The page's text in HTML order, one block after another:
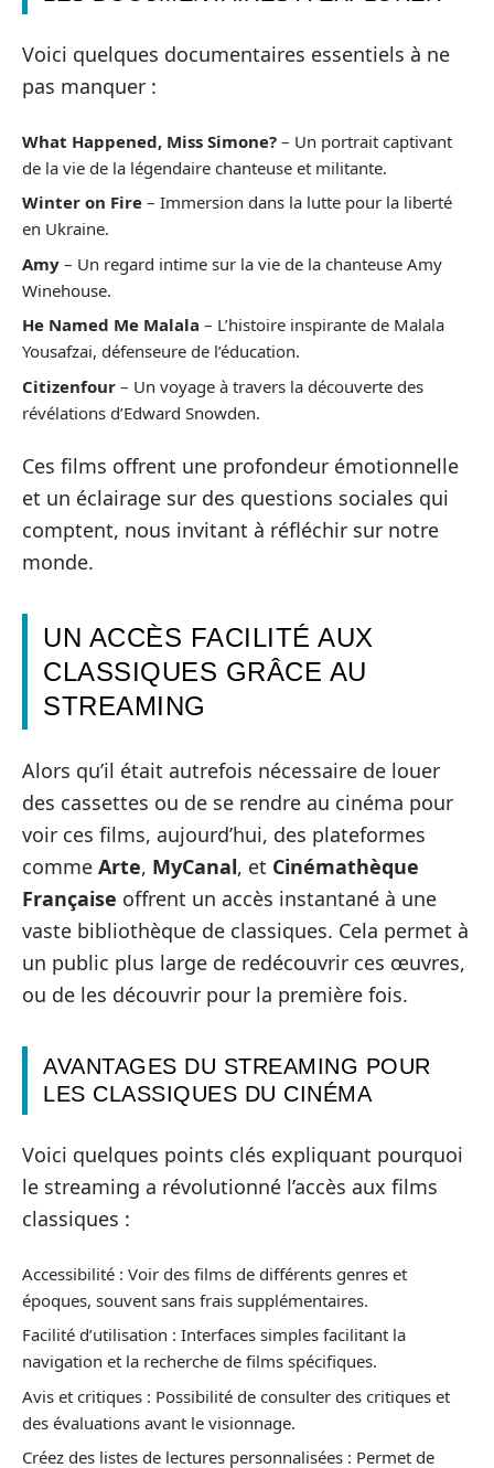
Voici quelques documentaires essentiels à ne
pas manquer :
What Happened, Miss Simone? – Un portrait captivant
de la vie de la légendaire chanteuse et militante.
Winter on Fire – Immersion dans la lutte pour la liberté
en Ukraine.
Amy – Un regard intime sur la vie de la chanteuse Amy
Winehouse.
He Named Me Malala – L’histoire inspirante de Malala
Yousafzai, défenseure de l’éducation.
Citizenfour – Un voyage à travers la découverte des
révélations d’Edward Snowden.
Ces films offrent une profondeur émotionnelle
et un éclairage sur des questions sociales qui
comptent, nous invitant à réfléchir sur notre
monde.
UN ACCÈS FACILITÉ AUX
CLASSIQUES GRÂCE AU
STREAMING
Alors qu’il était autrefois nécessaire de louer
des cassettes ou de se rendre au cinéma pour
voir ces films, aujourd’hui, des plateformes
comme Arte, MyCanal, et Cinémathèque
Française offrent un accès instantané à une
vaste bibliothèque de classiques. Cela permet à
un public plus large de redécouvrir ces œuvres,
ou de les découvrir pour la première fois.
AVANTAGES DU STREAMING POUR
LES CLASSIQUES DU CINÉMA
Voici quelques points clés expliquant pourquoi
le streaming a révolutionné l’accès aux films
classiques :
Accessibilité : Voir des films de différents genres et
époques, souvent sans frais supplémentaires.
Facilité d’utilisation : Interfaces simples facilitant la
navigation et la recherche de films spécifiques.
Avis et critiques : Possibilité de consulter des critiques et
des évaluations avant le visionnage.
Créez des listes de lectures personnalisées : Permet de